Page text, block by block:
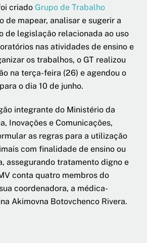
criado Grupo de Trabalho
de mapear, analisar e sugerir a
de legislação relacionada ao uso
nas atividades de ensino e
os trabalhos, o GT realizou
na terça-feira (26) e agendou o
o dia 10 de junho.
integrante do Ministério da
Inovações e Comunicações,
as regras para a utilização
com finalidade de ensino ou
assegurando tratamento digno e
conta quatro membros do
coordenadora, a médica-
Akimovna Botovchenco Rivera.